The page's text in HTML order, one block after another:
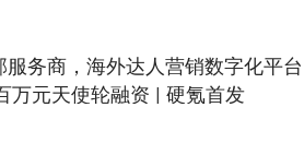
务商，海外达人营销数字化平台
万元天使轮融资 | 硬氪首发